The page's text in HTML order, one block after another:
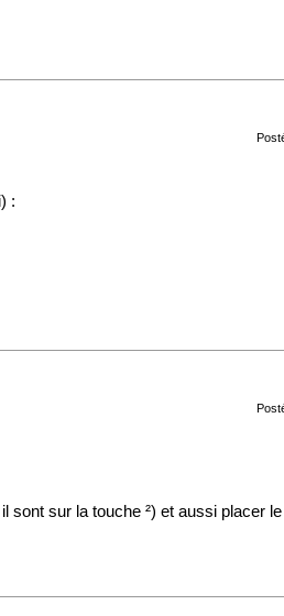
:
sur la touche ²) et aussi placer le